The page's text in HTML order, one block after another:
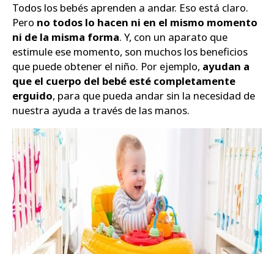
Todos los bebés aprenden a andar. Eso está claro.
Pero no todos lo hacen ni en el mismo momento
ni de la misma forma. Y, con un aparato que
estimule ese momento, son muchos los beneficios
que puede obtener el niño. Por ejemplo, ayudan a
que el cuerpo del bebé esté completamente
erguido, para que pueda andar sin la necesidad de
nuestra ayuda a través de las manos.